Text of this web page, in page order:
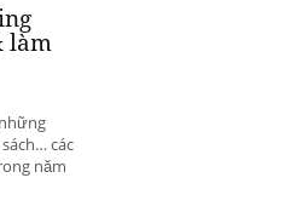
làm
các
năm